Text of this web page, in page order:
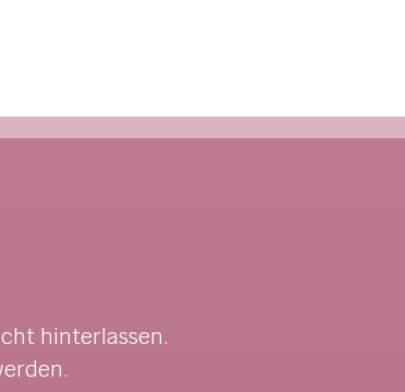
hinterlassen.